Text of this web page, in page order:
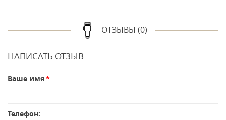
ОТЗЫВЫ (0)
НАПИСАТЬ ОТЗЫВ
Ваше имя
Телефон: